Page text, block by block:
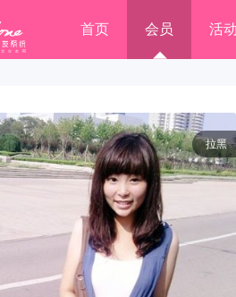
首页 会员 活动
拉黑